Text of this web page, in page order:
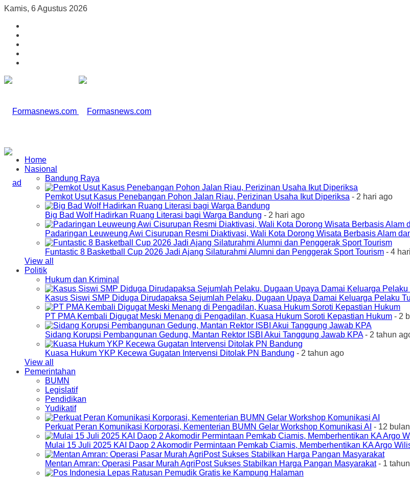
Kamis, 6 Agustus 2026
Home
Nasional
Bandung Raya
Pemkot Usut Kasus Penebangan Pohon Jalan Riau, Perizinan Usaha Ikut Diperiksa - 2 hari ago
Big Bad Wolf Hadirkan Ruang Literasi bagi Warga Bandung - 2 hari ago
Padaringan Leuweung Awi Cisurupan Resmi Diaktivasi, Wali Kota Dorong Wisata Berbasis Alam
Funtastic 8 Basketball Cup 2026 Jadi Ajang Silaturahmi Alumni dan Penggerak Sport Tourism - 4
View all
Politik
Hukum dan Kriminal
Kasus Siswi SMP Diduga Dirudapaksa Sejumlah Pelaku, Dugaan Upaya Damai Keluarga Pelaku
PT PMA Kembali Digugat Meski Menang di Pengadilan, Kuasa Hukum Soroti Kepastian Hukum - 2
Sidang Korupsi Pembangunan Gedung, Mantan Rektor ISBI Akui Tanggung Jawab KPA- 2 tahun
Kuasa Hukum YKP Kecewa Gugatan Intervensi Ditolak PN Bandung - 2 tahun ago
View all
Pemerintahan
BUMN
Legislatif
Pendidikan
Yudikatif
Perkuat Peran Komunikasi Korporasi, Kementerian BUMN Gelar Workshop Komunikasi AI - 12
Mulai 15 Juli 2025 KAI Daop 2 Akomodir Permintaan Pemkab Ciamis, Memberhentikan KA Argo
Mentan Amran: Operasi Pasar Murah AgriPost Sukses Stabilkan Harga Pangan Masyarakat- 1